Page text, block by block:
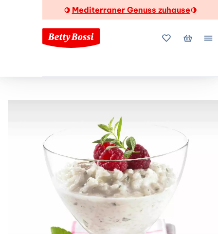
🍋 Mediterraner Genuss zuhause🍋
MeineMein